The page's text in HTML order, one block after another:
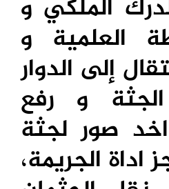
الملكي و
العلمية و
إلى الدوار
و رفع
صور لجثة
الجريمة،